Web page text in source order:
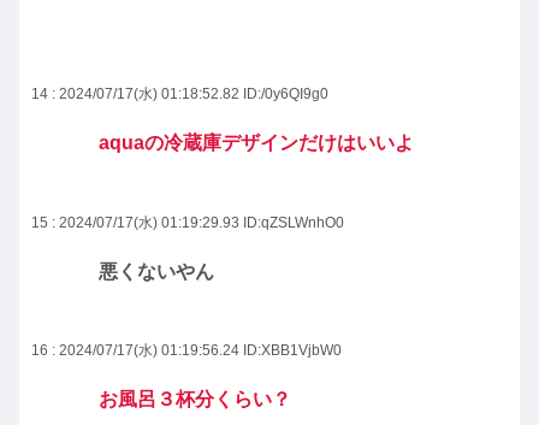
14 : 2024/07/17(水) 01:18:52.82 ID:/0y6QI9g0
aquaの冷蔵庫デザインだけはいいよ
15 : 2024/07/17(水) 01:19:29.93 ID:qZSLWnhO0
悪くないやん
16 : 2024/07/17(水) 01:19:56.24 ID:XBB1VjbW0
お風呂３杯分くらい？